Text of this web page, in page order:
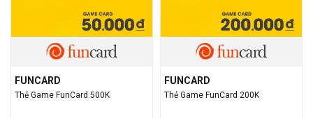
FUNCARD
Thẻ Game FunCard 500K
FUNCARD
Thẻ Game FunCard 200K